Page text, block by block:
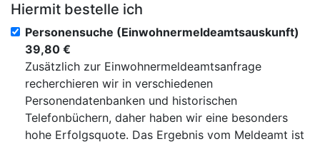
Hiermit bestelle ich
Personensuche (Einwohnermeldeamtsauskunft)
39,80 €
Zusätzlich zur Einwohnermeldeamtsanfrage
recherchieren wir in verschiedenen
Personendatenbanken und historischen
Telefonbüchern, daher haben wir eine besonders
hohe Erfolgsquote. Das Ergebnis vom Meldeamt ist